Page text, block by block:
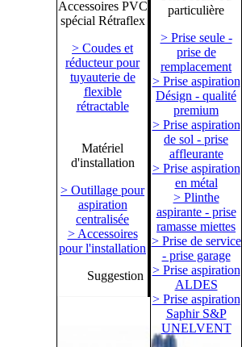
Accessoires PVC
spécial Rétraflex
> Coudes et
réducteur pour
tuyauterie de
flexible
rétractable
Matériel
d'installation
> Outillage pour
aspiration
centralisée
> Accessoires
pour l'installation
Suggestion
particulière
> Prise seule -
prise de
remplacement
> Prise aspiration
Désign - qualité
premium
> Prise aspiration
de sol - prise
affleurante
> Prise aspiration
en métal
> Plinthe
aspirante - prise
ramasse miettes
> Prise de service
- prise garage
> Prise aspiration
ALDES
> Prise aspiration
Saphir S&P
UNELVENT